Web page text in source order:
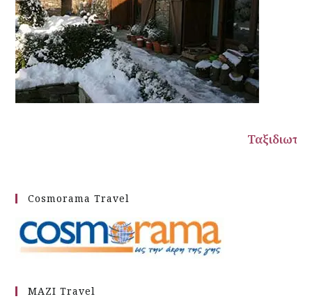
Ταξιδιωτικές προτάσεις από τους
Cosmorama Travel
MAZI Travel